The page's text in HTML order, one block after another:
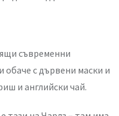
съвременни
с дървени маски и
и английски чай.